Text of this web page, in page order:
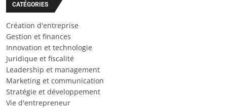
CATÉGORIES
Création d'entreprise
Gestion et finances
Innovation et technologie
Juridique et fiscalité
Leadership et management
Marketing et communication
Stratégie et développement
Vie d'entrepreneur